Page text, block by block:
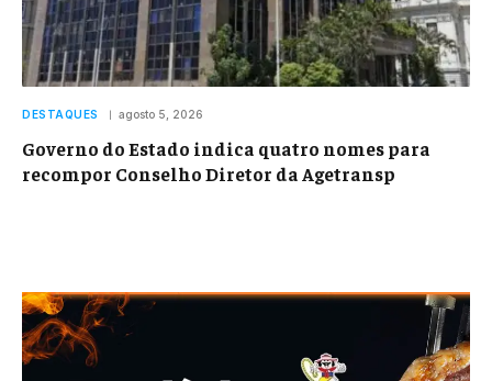
DESTAQUES agosto 5, 2026
Governo do Estado indica quatro nomes para
recompor Conselho Diretor da Agetransp